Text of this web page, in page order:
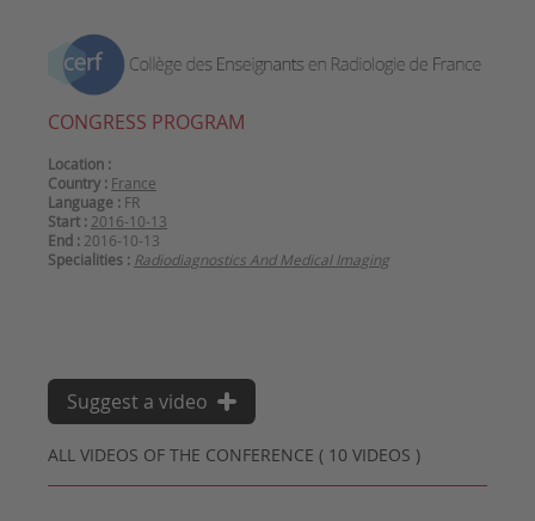
CONGRESS PROGRAM
Location :
Country : France
Language : FR
Start : 2016-10-13
End : 2016-10-13
Specialities : Radiodiagnostics And Medical Imaging
ALL VIDEOS OF THE CONFERENCE ( 10 VIDEOS )
Suggest a video